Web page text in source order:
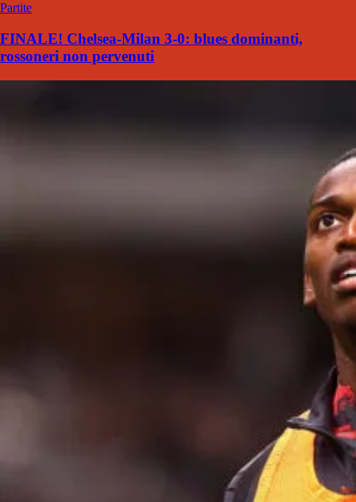
Partite
FINALE! Chelsea-Milan 3-0: blues dominanti,
rossoneri non pervenuti